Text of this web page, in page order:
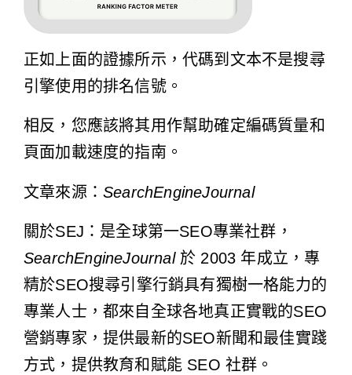
正如上面的證據所示，代碼到文本不是搜尋
引擎使用的排名信號。
相反，您應該將其用作幫助確定編碼質量和
頁面加載速度的指南。
文章來源： SearchEngineJournal
關於SEJ：是全球第一SEO專業社群，
SearchEngineJournal 於 2003 年成立，專
精於SEO搜尋引擎行銷具有獨樹一格能力的
專業人士，都來自全球各地真正實戰的SEO
營銷專家，提供最新的SEO新聞和最佳實踐
方式，提供教育和賦能 SEO 社群。